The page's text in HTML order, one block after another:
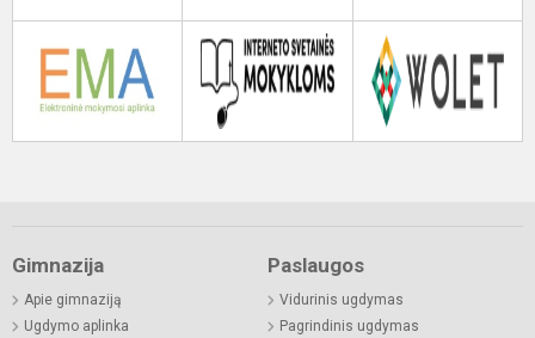
Gimnazija
Apie gimnaziją
Ugdymo aplinka
Paslaugos
Vidurinis ugdymas
Pagrindinis ugdymas